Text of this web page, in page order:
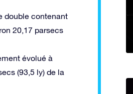
double contenant
20,17 parsecs
évolué à
(93,5 ly) de la